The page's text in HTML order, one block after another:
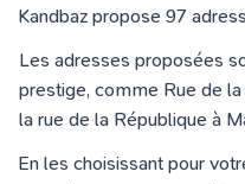
Kandbaz propose 97
Les adresses proposées
prestige, comme Rue de la
la rue de la République à
En les choisissant pour